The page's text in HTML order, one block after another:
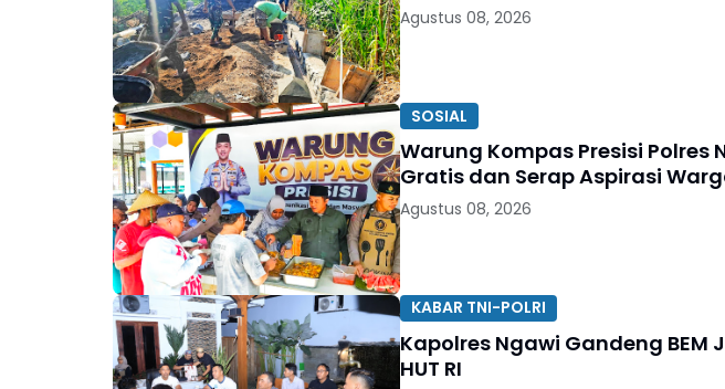
Agustus 08, 2026
SOSIAL
Warung Kompas Presisi Polres
Gratis dan Serap Aspirasi
Agustus 08, 2026
KABAR TNI-POLRI
Kapolres Ngawi Gandeng
HUT RI